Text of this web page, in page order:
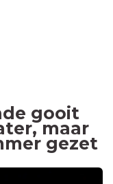
gooit
maar
gezet